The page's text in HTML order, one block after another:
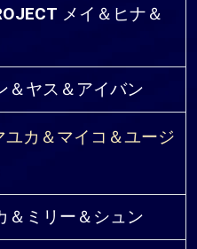
メイ＆ヒナ＆
＆ヤス＆アイバン
ユカ＆マイコ＆ユージ
＆ミリー＆シュン